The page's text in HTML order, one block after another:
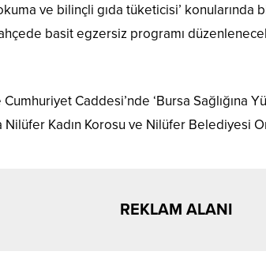
ve bilinçli gıda tüketicisi’ konularında
basit egzersiz programı
Caddesi’nde ‘Bursa Sağlığına
Kadın Korosu ve Nilüfer Belediyesi
REKLAM ALANI